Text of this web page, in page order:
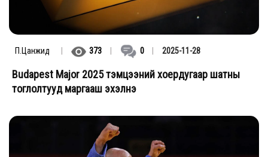
П.Цанжид 373 0 2025-11-28
Budapest Major 2025 тэмцээний хоердугаар шатны
тоглолтууд маргааш эхэлнэ